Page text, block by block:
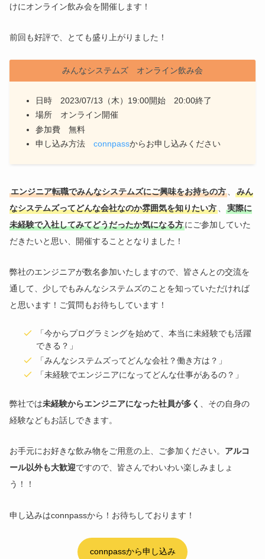
けにオンライン飲み会を開催します！
前回も好評で、とても盛り上がりました！
みんなシステムズ オンライン飲み会
日時 2023/07/13（木）19:00開始 20:00終了
場所 オンライン開催
参加費 無料
申し込み方法connpassからお申し込みください
エンジニア転職でみんなシステムズにご興味をお持ちの方 、みん
なシステムズってどんな会社なのか雰囲気を知りたい方
、実際に
未経験で入社してみてどうだったか気になる方にご参加していた
だきたいと思い、開催することとなりました！
弊社のエンジニアが数名参加いたしますので、皆さんとの交流を
通して、少しでもみんなシステムズのことを知っていただければ
と思います！ご質問もお待ちしています！
「今からプログラミングを始めて、本当に未経験でも活躍
できる？」
「みんなシステムズってどんな会社？働き方は？」
「未経験でエンジニアになってどんな仕事があるの？」
弊社では未経験からエンジニアになった社員が多く 、その自身の
経験などもお話しできます。
お手元にお好きな飲み物をご用意の上、ご参加ください。 アルコ
ール以外も大歓迎ですので、皆さんでわいわい楽しみましょ
う！！
申し込みはconnpassから！お待ちしております！
connpassから申し込み